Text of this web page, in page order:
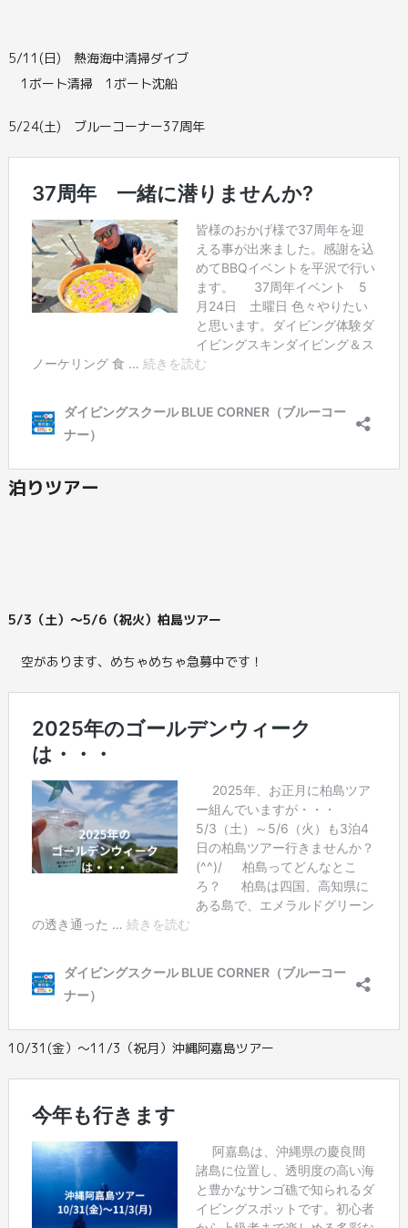
5/11(日) 熱海海中清掃ダイブ
1ボート清掃 1ボート沈船
5/24(土) ブルーコーナー37周年
泊りツアー
5/3（土）～5/6（祝火）柏島ツアー
空があります、めちゃめちゃ急募中です！
10/31(金）～11/3（祝月）沖縄阿嘉島ツアー